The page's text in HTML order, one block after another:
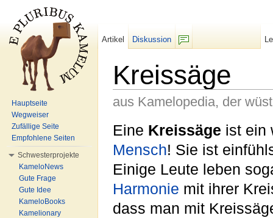
Kreissäge
aus Kamelopedia, der
Eine Kreissäge ist ein
Mensch! Sie ist
Einige Leute leben
Harmonie mit ihrer
dass man mit
Artikel
Diskussion
Hauptseite
Wegweiser
Zufällige Seite
Empfohlene Seiten
Schwesterprojekte
KameloNews
Gute Frage
Gute Idee
KameloBooks
Kamelionary